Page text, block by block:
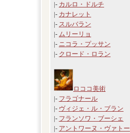
|- カルロ・ドルチ
|- カナレット
|- スルバラン
|- ムリーリョ
|- ニコラ・プッサン
|- クロード・ロラン
ロココ美術
|- フラゴナール
|- ヴィジェ・ル・ブラン
|- フランソワ・ブーシェ
|- アントワーヌ・ヴァトー